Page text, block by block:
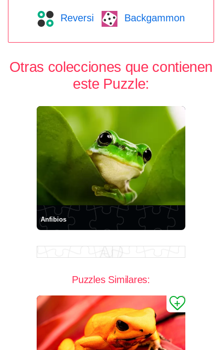
Reversi Backgammon
Otras colecciones que contienen
este Puzzle:
Anfibios
Puzzles Similares: